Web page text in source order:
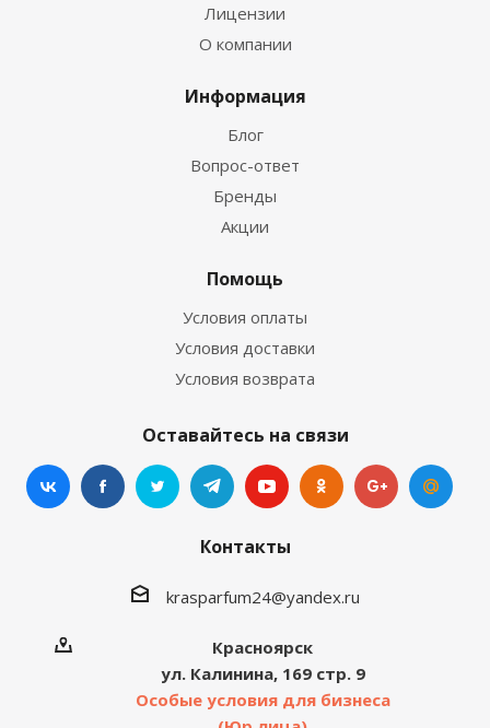
Лицензии
О компании
Информация
Блог
Вопрос-ответ
Бренды
Акции
Помощь
Условия оплаты
Условия доставки
Условия возврата
Оставайтесь на связи
Контакты
krasparfum24@yandex.ru
Красноярск
ул. Калинина, 169 стр. 9
Особые условия для бизнеса